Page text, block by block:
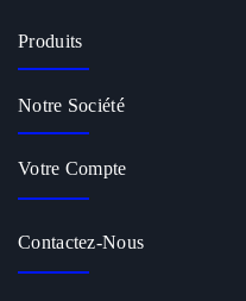
Produits
Notre Société
Votre Compte
Contactez-Nous